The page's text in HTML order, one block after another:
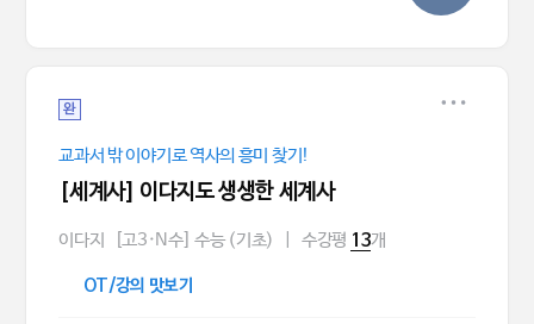
완
교과서 밖 이야기로 역사의 흥미 찾기!
[세계사] 이다지도 생생한 세계사
이다지 [고3·N수] 수능 (기초) 수강평 13개
OT/강의 맛보기